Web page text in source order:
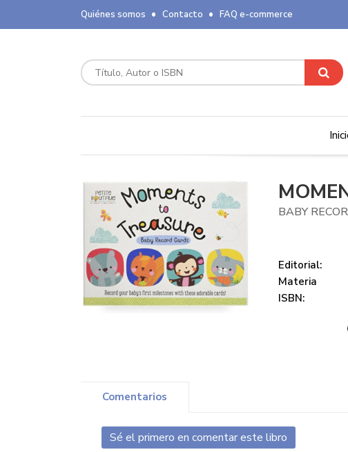
Quiénes somos Contacto FAQ e-commerce
BABY
Editorial:
Materia
ISBN:
Comentarios
Sé el primero en comentar este libro